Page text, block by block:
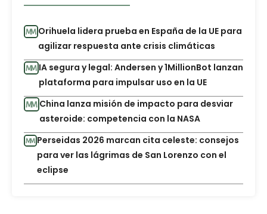
Orihuela lidera prueba en España de la UE para
agilizar respuesta ante crisis climáticas
IA segura y legal: Andersen y 1MillionBot lanzan
plataforma para impulsar uso en la UE
China lanza misión de impacto para desviar
asteroide: competencia con la NASA
Perseidas 2026 marcan cita celeste: consejos
para ver las lágrimas de San Lorenzo con el
eclipse